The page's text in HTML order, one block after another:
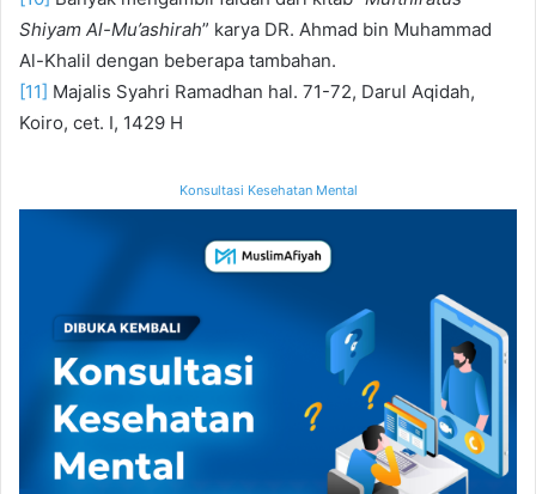
Shiyam Al-Mu’ashirah” karya DR. Ahmad bin Muhammad
Al-Khalil dengan beberapa tambahan.
[11] Majalis Syahri Ramadhan hal. 71-72, Darul Aqidah,
Koiro, cet. I, 1429 H
Konsultasi Kesehatan Mental